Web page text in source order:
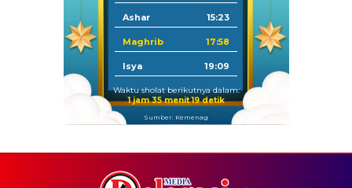
Ashar 15:23
Maghrib 17:58
Isya 19:09
Waktu sholat berikutnya dalam:
1 jam 35 menit 19 detik
Sumber: Kemenag